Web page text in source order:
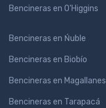
Bencineras en O'Higgins
Bencineras en Ńuble
Bencineras en Biobío
Bencineras en Magallanes
Bencineras en Tarapacá